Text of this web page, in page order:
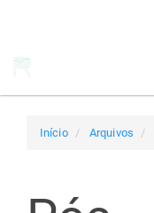
Início Arquivos